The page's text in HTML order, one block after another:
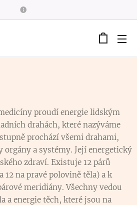
proudí energie lidským
drahách, které nazýváme
prochází všemi drahami,
a systémy. Její energetický
zdraví. Existuje 12 párů
12 na pravé polovině těla) a k
meridiány. Všechny vedou
a energie těch, které jsou na